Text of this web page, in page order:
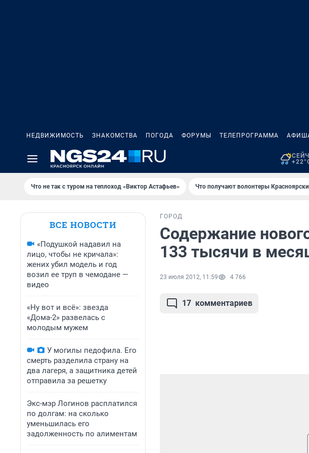
НЕДВИЖИМОСТЬ ЗНАКОМСТВА ПОГОДА ФОРУМЫ ТЕЛЕПРОГРАММА
Что не так с туром на теплоход «Виктор Астафьев» Что получают волонтеры
ВСЕ НОВОСТИ
«Подушкой надавил на
лицо, чтобы не кричала»:
жених убил модель и год
возил ее труп в чемодане —
видео
«Ну вот и всё»: звезда
«Дома-2» развелась с
молодым мужем
У могилы педофила. Его
смерть разделила страну на
два лагеря, а защитника детей
отправила за решетку
Экс-мэр Логинов расплатился
по долгам: на сколько
уменьшилась его
задолженность по алиментам
ГОРОД
Содержание
133 тысячи в
23 июля 2012, 11:59 4 766
17 комментариев